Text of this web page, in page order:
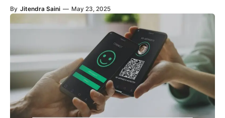
By Jitendra Saini — May 23, 2025